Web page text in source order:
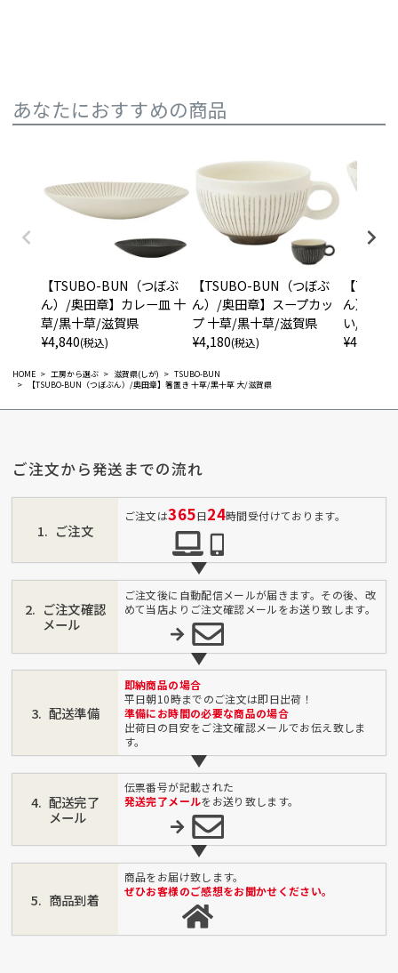
HOME 工房から選ぶ 滋賀県(しが)
TSUBO-BUN
【TSUBO-BUN（つぼぶん）/奥田章】箸置き 十草/黒十草 大/滋賀県
あなたにおすすめの商品
【TSUBO-BUN（つぼぶ
ん）/奥田章】カレー皿 十
草/黒十草/滋賀県
¥4,840(税込)
【TSUBO-BUN（つぼぶ
ん）/奥田章】スープカッ
プ 十草/黒十草/滋賀県
¥4,180(税込)
【
ん）/奥
い/滋賀県
¥4,400
ご注文から発送までの流れ
ご注文
ご注文は365日24時間受付けております。
ご注文確認
メール
ご注文後に自動配信メールが届きます。その後、改
めて当店よりご注文確認メールをお送り致します。
配送準備
即納商品の場合
平日朝10時までのご注文は即日出荷！
準備にお時間の必要な商品の場合
出荷日の目安をご注文確認メールでお伝え致しま
す。
配送完了
メール
伝票番号が記載された
発送完了メールをお送り致します。
商品到着
商品をお届け致します。
ぜひお客様のご感想をお聞かせください。